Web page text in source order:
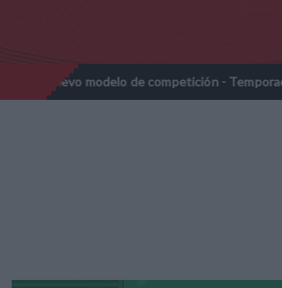
modelo de competición - Temporada 2026-